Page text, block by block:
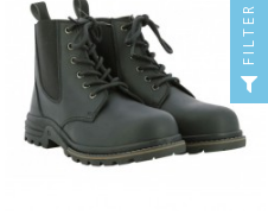
FILTER